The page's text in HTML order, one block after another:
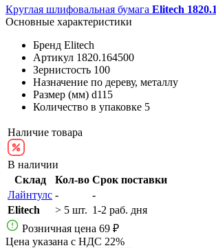
Круглая шлифовальная бумага Elitech
Основные характеристики
Бренд Elitech
Артикул 1820.164500
Зернистость 100
Назначение по дереву, металлу
Размер (мм) d115
Количество в упаковке 5
Наличие товара
В наличии
Склад
Кол-во Срок поставки
Лайнтулс -
-
Elitech
> 5 шт. 1-2 раб. дня
Розничная цена 69 ₽
Цена указана с НДС 22%